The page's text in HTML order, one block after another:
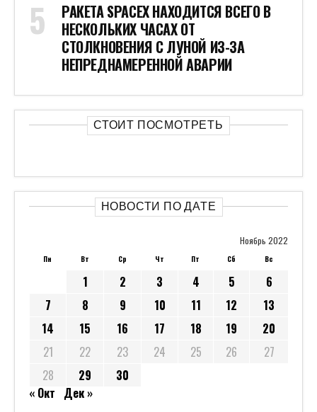
РАКЕТА SPACEX НАХОДИТСЯ ВСЕГО В
НЕСКОЛЬКИХ ЧАСАХ ОТ
СТОЛКНОВЕНИЯ С ЛУНОЙ ИЗ-ЗА
НЕПРЕДНАМЕРЕННОЙ АВАРИИ
СТОИТ ПОСМОТРЕТЬ
НОВОСТИ ПО ДАТЕ
Ноябрь 2022
Пн Вт Ср Чт Пт Сб Вс
1 2 3 4 5
6
7
8 9 10 11 12
13
14
15 16 17 18 19
20
21
22 23 24 25 26
27
28
29
30
« Окт Дек »